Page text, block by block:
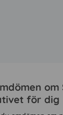
för dig